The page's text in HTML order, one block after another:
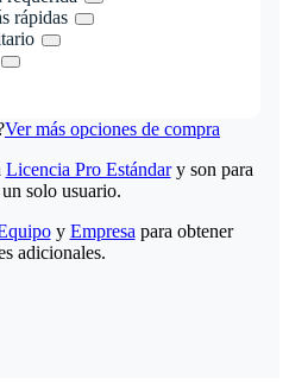
rápidas
Ver más opciones de compra
Licencia Pro Estándary son para
solo usuario.
y Empresa para obtener
adicionales.